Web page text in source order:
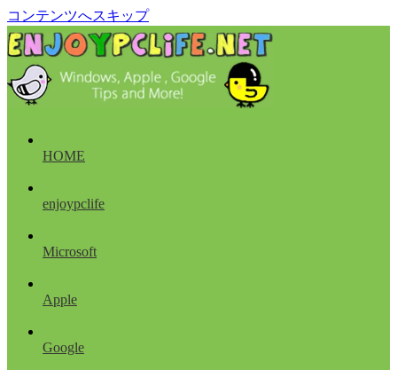
コンテンツへスキップ
HOME
enjoypclife
Microsoft
Apple
Google